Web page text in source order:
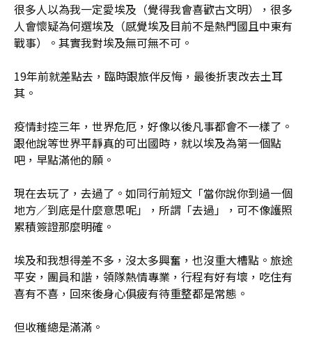
很多人以為我一定愛埃及（覺得我會喜歡古文明），很多
人會懷疑為何選埃及（感覺埃及目前不是熱門國且中東有
戰事）。其實我對埃及無可無不可。
19年前就差點去，臨時跟旅伴反悔，最後折衷改去土耳
其。
疫情封控三年，世界危厄，好像以後凡事都會不一樣了。
跟他說等世界平靜真的可出國時，就以埃及為第一個點
吧，早點滿他的願。
現在去玩了，去過了。如同行前短文「當你說你到過一個
地方／到底是什麼意思呢」，所謂「去過」，可不像護照
累積簽證那麼明確。
埃及和我想得差不多，沒太多興奮，也沒重大槽點。旅途
平安，團員和諧，領隊熱情專業，行程有好有壞，吃住有
喜有不喜，回來後身心俱疲有待重整都是常態。
但收穫總是滿滿。